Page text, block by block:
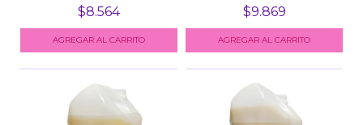
N...
$8.564
BELL...
$9.869